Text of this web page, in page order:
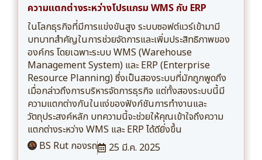
ความแตกต่างระหว่างโปรแกรม WMS กับ ERP
ในโลกธุรกิจที่มีการแข่งขันสูง ระบบซอฟต์แวร์เข้ามามี
บทบาทสำคัญในการช่วยจัดการและเพิ่มประสิทธิภาพของ
องค์กร โดยเฉพาะระบบ WMS (Warehouse
Management System) และ ERP (Enterprise
Resource Planning) ซึ่งเป็นสองระบบที่มักถูกพูดถึง
เมื่อกล่าวถึงการบริหารจัดการธุรกิจ แต่ทั้งสองระบบนี้มี
ความแตกต่างกันในแง่ของฟังก์ชันการทำงานและ
วัตถุประสงค์หลัก บทความนี้จะช่วยให้คุณเข้าใจถึงความ
แตกต่างระหว่าง WMS และ ERP ได้ดียิ่งขึ้น
BS Rut กองรถ
25 มี.ค. 2025